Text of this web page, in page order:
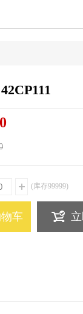
(库存99999)
车